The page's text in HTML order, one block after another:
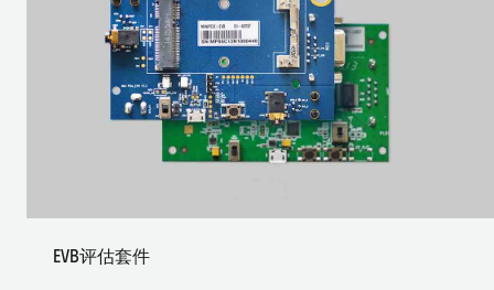
EVB评估套件